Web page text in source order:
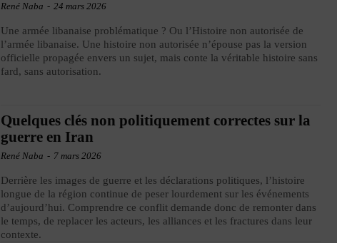
René Naba - 24 mars 2026
Une armée libanaise problématique ? Ou l’Histoire non autorisée de
l’armée libanaise. Une histoire non autorisée n’épouse pas la version
officielle propagée envers un sujet, mais conte la véritable histoire sans
fard, sans autorisation.
Quelques clés non politiquement correctes sur la
guerre en Iran
René Naba - 7 mars 2026
Derrière les images de guerre et les déclarations politiques, l’histoire
longue de la région continue de peser lourdement sur les événements
d’aujourd’hui. Comprendre ce conflit demande donc de remonter dans
le temps, de replacer les acteurs, les alliances et les fractures dans leur
contexte.